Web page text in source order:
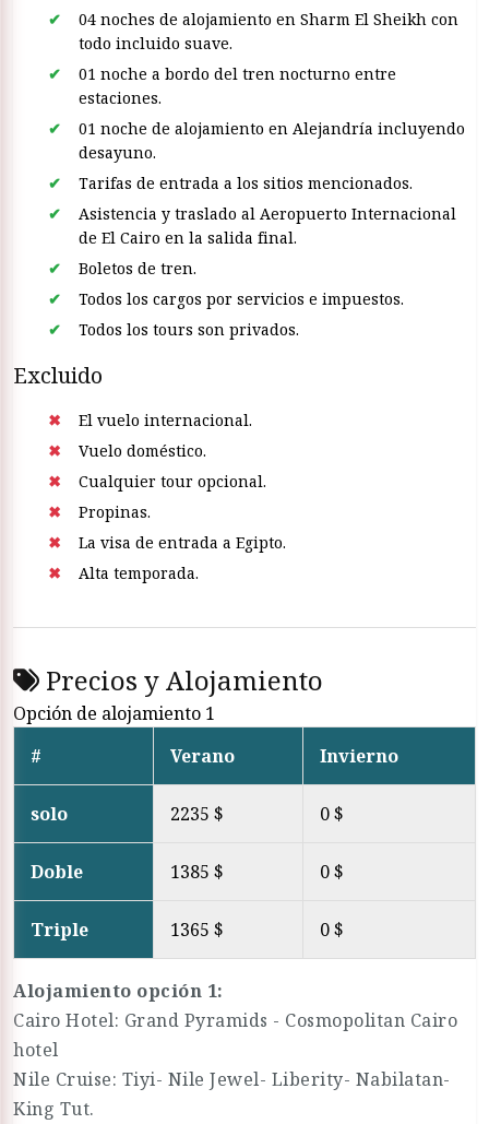
04 noches de alojamiento en Sharm El Sheikh con
todo incluido suave.
01 noche a bordo del tren nocturno entre
estaciones.
01 noche de alojamiento en Alejandría incluyendo
desayuno.
Tarifas de entrada a los sitios mencionados.
Asistencia y traslado al Aeropuerto Internacional
de El Cairo en la salida final.
Boletos de tren.
Todos los cargos por servicios e impuestos.
Todos los tours son privados.
Excluido
El vuelo internacional.
Vuelo doméstico.
Cualquier tour opcional.
Propinas.
La visa de entrada a Egipto.
Alta temporada.
Precios y Alojamiento
Opción de alojamiento 1
#
Verano Invierno
solo 2235 $ 0 $
Doble 1385 $ 0 $
Triple 1365 $ 0 $
Alojamiento opción 1:
Cairo Hotel: Grand Pyramids - Cosmopolitan Cairo
hotel
Nile Cruise: Tiyi- Nile Jewel- Liberity- Nabilatan-
King Tut.